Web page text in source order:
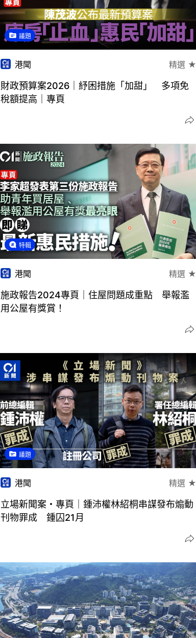
議題
港聞 精選 ★
財政預算案2026｜紓困措施「加甜」 多項免
稅額提高｜專頁
特輯
港聞 精選 ★
施政報告2024專頁｜住屋問題成重點 舉報濫
用公屋有獎賞！
議題
港聞 精選 ★
立場新聞案・專頁｜鍾沛權林紹桐串謀發布煽動
刊物罪成 鍾囚21月